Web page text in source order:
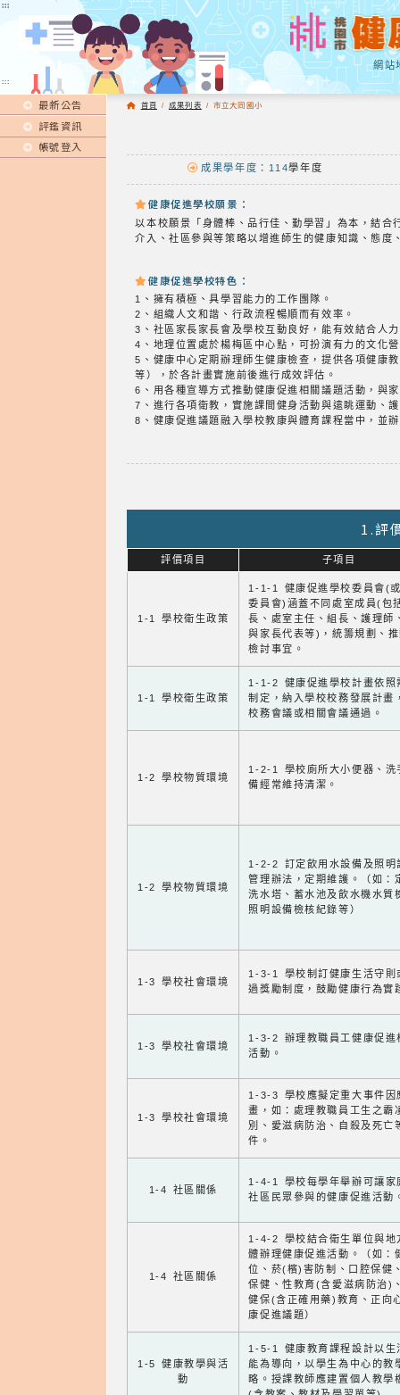
:::
網站
:::
最新公告
評鑑資訊
帳號登入
首頁 / 成果列表 / 市立大同國小
成果學年度：114學年度
健康促進學校願景：
以本校願景「身體棒、品行佳、勤學習」為本，結
介入、社區參與等策略以增進師生的健康知識、態
健康促進學校特色：
1、擁有積極、具學習能力的工作團隊。
2、組織人文和諧、行政流程暢順而有效率。
3、社區家長家長會及學校互動良好，能有效結合人
4、地理位置處於楊梅區中心點，可扮演有力的文化
5、健康中心定期辦理師生健康檢查，提供各項健康
等），於各計畫實施前後進行成效評估。
6、用各種宣導方式推動健康促進相關議題活動，與
7、進行各項衛教，實施課間健身活動與遠眺運動、
8、健康促進議題融入學校教康與體育課程當中，並
1.評
評價項目 子項目
1-1 學校衛生政策
1-1-1 健康促進學校委員會(
委員會)涵蓋不同處室成員(包
長、處室主任、組長、護理師
與家長代表等)，統籌規劃、
檢討事宜。
1-1 學校衛生政策
1-1-2 健康促進學校計畫依照
制定，納入學校校務發展計畫
校務會議或相關會議通過。
1-2 學校物質環境
1-2-1 學校廁所大小便器、洗
備經常維持清潔。
1-2 學校物質環境
1-2-2 訂定飲用水設備及照明
管理辦法，定期維護。（如：
洗水塔、蓄水池及飲水機水質
照明設備檢核紀錄等）
1-3 學校社會環境
1-3-1 學校制訂健康生活守則
過獎勵制度，鼓勵健康行為實
1-3 學校社會環境
1-3-2 辦理教職員工健康促進
活動。
1-3 學校社會環境
1-3-3 學校應擬定重大事件因
畫，如：處理教職員工生之霸
別、愛滋病防治、自殺及死亡
件。
1-4 社區關係
1-4-1 學校每學年舉辦可讓家
社區民眾參與的健康促進活動
1-4 社區關係
1-4-2 學校結合衛生單位與地
體辦理健康促進活動。（如：
位、菸(檳)害防制、口腔保健
保健、性教育(含愛滋病防治)
健保(含正確用藥)教育、正向
康促進議題）
1-5 健康教學與活
動
1-5-1 健康教育課程設計以生
能為導向，以學生為中心的教
略。授課教師應建置個人教學
:::